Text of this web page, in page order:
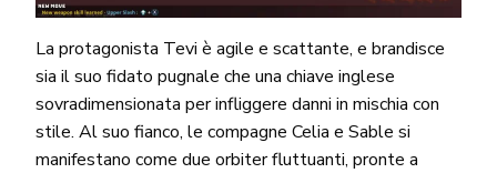
La protagonista Tevi è agile e scattante, e brandisce
sia il suo fidato pugnale che una chiave inglese
sovradimensionata per infliggere danni in mischia con
stile. Al suo fianco, le compagne Celia e Sable si
manifestano come due orbiter fluttuanti, pronte a